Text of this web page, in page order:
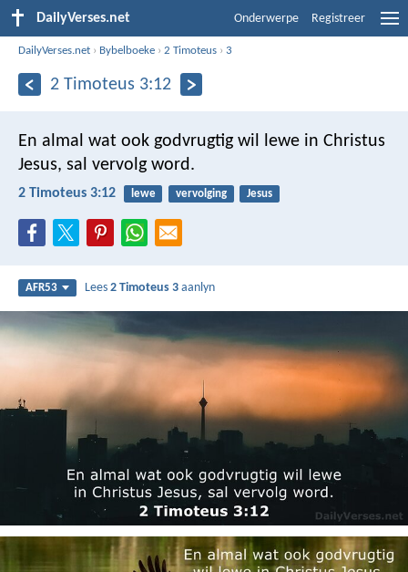
DailyVerses.net Onderwerpe Registreer
DailyVerses.net › Bybelboeke ›2 Timoteus ›3
2 Timoteus 3:12
En almal wat ook godvrugtig wil lewe in Christus
Jesus, sal vervolg word.
2 Timoteus 3:12 lewe vervolging Jesus
AFR53 Lees2 Timoteus 3 aanlyn